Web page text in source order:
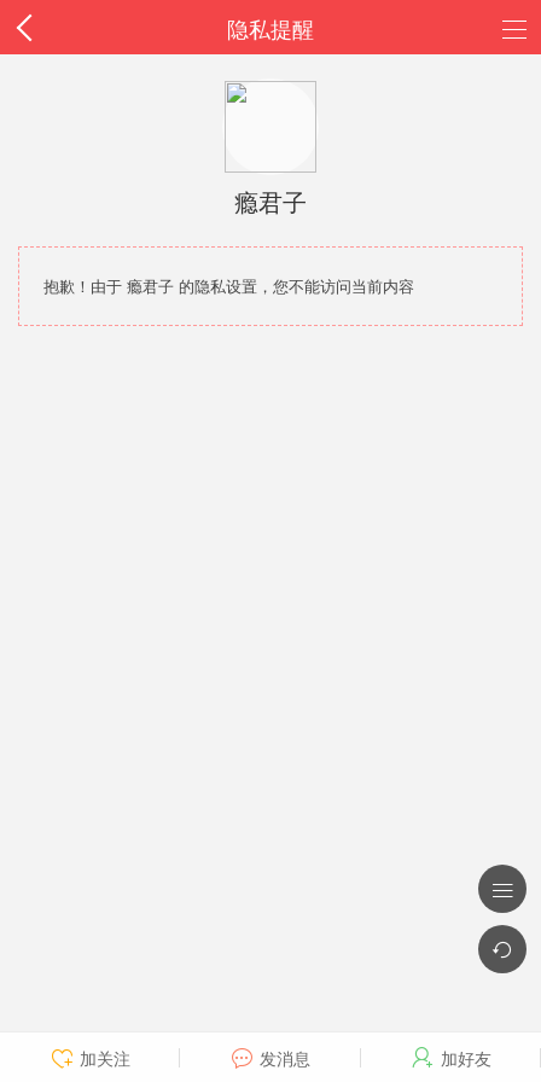
隐私提醒
瘾君子
抱歉！由于 瘾君子 的隐私设置，您不能访问当前内容
 加关注  发消息  加好友

